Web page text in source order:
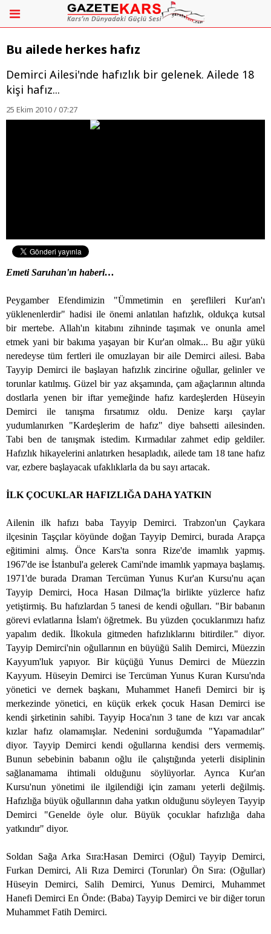
Bu ailede herkes hafız
Demirci Ailesi'nde hafızlık bir gelenek. Ailede 18
kişi hafız...
25 Ekim 2010 / 07:27
Emeti Saruhan'ın haberi…
Peygamber Efendimizin "Ümmetimin en şereflileri Kur'an'ı
yüklenenlerdir" hadisi ile önemi anlatılan hafızlık, oldukça kutsal
bir mertebe. Allah'ın kitabını zihninde taşımak ve onunla amel
etmek yani bir bakıma yaşayan bir Kur'an olmak... Bu ağır yükü
neredeyse tüm fertleri ile omuzlayan bir aile Demirci ailesi. Baba
Tayyip Demirci ile başlayan hafızlık zincirine oğullar, gelinler ve
torunlar katılmış. Güzel bir yaz akşamında, çam ağaçlarının altında
dostlarla yenen bir iftar yemeğinde hafız kardeşlerden Hüseyin
Demirci ile tanışma fırsatımız oldu. Denize karşı çaylar
yudumlanırken "Kardeşlerim de hafız" diye bahsetti ailesinden.
Tabi ben de tanışmak istedim. Kırmadılar zahmet edip geldiler.
Hafızlık hikayelerini anlatırken hesapladık, ailede tam 18 tane hafız
var, ezbere başlayacak ufaklıklarla da bu sayı artacak.
İLK ÇOCUKLAR HAFIZLIĞA DAHA YATKIN
Ailenin ilk hafızı baba Tayyip Demirci. Trabzon'un Çaykara
ilçesinin Taşçılar köyünde doğan Tayyip Demirci, burada Arapça
eğitimini almış. Önce Kars'ta sonra Rize'de imamlık yapmış.
1967'de ise İstanbul'a gelerek Cami'nde imamlık yapmaya başlamış.
1971'de burada Draman Tercüman Yunus Kur'an Kursu'nu açan
Tayyip Demirci, Hoca Hasan Dilmaç'la birlikte yüzlerce hafız
yetiştirmiş. Bu hafızlardan 5 tanesi de kendi oğulları. "Bir babanın
görevi evlatlarına İslam'ı öğretmek. Bu yüzden çocuklarımızı hafız
yapalım dedik. İlkokula gitmeden hafızlıklarını bitirdiler." diyor.
Tayyip Demirci'nin oğullarının en büyüğü Salih Demirci, Müezzin
Kayyum'luk yapıyor. Bir küçüğü Yunus Demirci de Müezzin
Kayyum. Hüseyin Demirci ise Tercüman Yunus Kuran Kursu'nda
yönetici ve dernek başkanı, Muhammet Hanefi Demirci bir iş
merkezinde yönetici, en küçük erkek çocuk Hasan Demirci ise
kendi şirketinin sahibi. Tayyip Hoca'nın 3 tane de kızı var ancak
kızlar hafız olamamışlar. Nedenini sorduğumda "Yapamadılar"
diyor. Tayyip Demirci kendi oğullarına kendisi ders vermemiş.
Bunun sebebinin babanın oğlu ile çalıştığında yeterli disiplinin
sağlanamama ihtimali olduğunu söylüyorlar. Ayrıca Kur'an
Kursu'nun yönetimi ile ilgilendiği için zamanı yeterli değilmiş.
Hafızlığa büyük oğullarının daha yatkın olduğunu söyleyen Tayyip
Demirci "Genelde öyle olur. Büyük çocuklar hafızlığa daha
yatkındır" diyor.
Soldan Sağa Arka Sıra:Hasan Demirci (Oğul) Tayyip Demirci,
Furkan Demirci, Ali Rıza Demirci (Torunlar) Ön Sıra: (Oğullar)
Hüseyin Demirci, Salih Demirci, Yunus Demirci, Muhammet
Hanefi Demirci En Önde: (Baba) Tayyip Demirci ve bir diğer torun
Muhammet Fatih Demirci.